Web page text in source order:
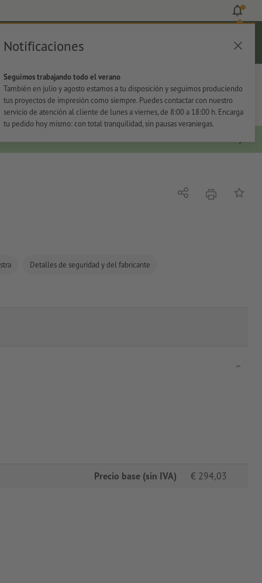
Notificaciones
Seguimos trabajando todo el verano
También en julio y agosto estamos a tu disposición y seguimos produciendo
tus proyectos de impresión como siempre. Puedes contactar con nuestro
servicio de atención al cliente de lunes a viernes, de 8:00 a 18:00 h. Encarga
tu pedido hoy mismo: con total tranquilidad, sin pausas veraniegas.
Cesta
Oficina Adhesivos
Detalles de seguridad y del fabricante
CompartirimprimirAñadir
Precio base (sin IVA) € 294,03